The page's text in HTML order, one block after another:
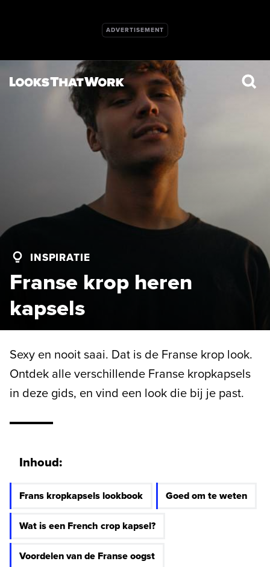
INSPIRATIE
Franse krop heren
kapsels
Sexy en nooit saai. Dat is de Franse krop look.
Ontdek alle verschillende Franse kropkapsels
in deze gids, en vind een look die bij je past.
Inhoud:
Frans kropkapsels lookbook Goed om te weten
Wat is een French crop kapsel?
Voordelen van de Franse oogst